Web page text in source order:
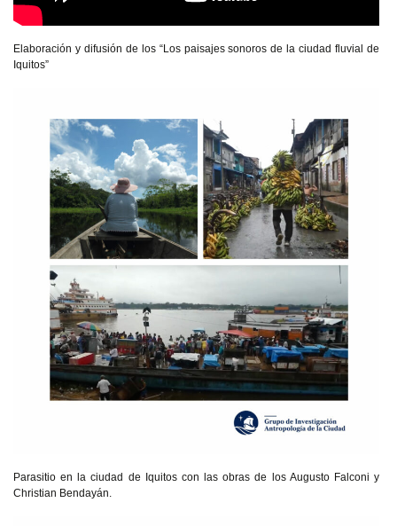
Elaboración y difusión de los “Los paisajes sonoros de la ciudad fluvial de
Iquitos”
Parasitio en la ciudad de Iquitos con las obras de los Augusto Falconi y
Christian Bendayán.